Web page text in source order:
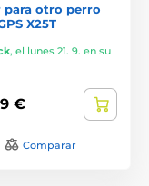
para otro perro
X25T
, el lunes 21. 9. en su
€
Comparar